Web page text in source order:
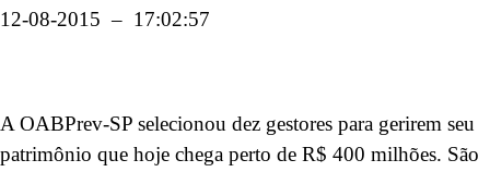
12-08-2015 – 17:02:57
A OABPrev-SP selecionou dez gestores para gerirem seu
patrimônio que hoje chega perto de R$ 400 milhões. São